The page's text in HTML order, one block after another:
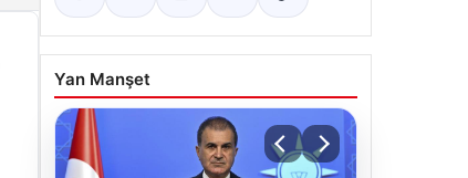
Yan Manşet